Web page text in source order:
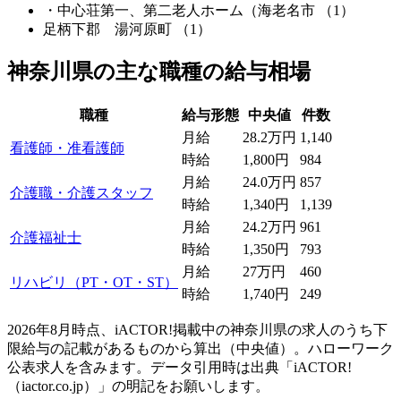
・中心荘第一、第二老人ホーム（海老名市
（1）
足柄下郡 湯河原町
（1）
神奈川県の主な職種の給与相場
職種 給与形態 中央値 件数
看護師・准看護師
月給 28.2万円 1,140
時給
1,800円 984
介護職・介護スタッフ
月給 24.0万円 857
時給
1,340円 1,139
介護福祉士
月給 24.2万円 961
時給
1,350円 793
リハビリ（PT・OT・ST）
月給 27万円
460
時給
1,740円 249
2026年8月時点、iACTOR!掲載中の神奈川県の求人のうち下
限給与の記載があるものから算出（中央値）。ハローワーク
公表求人を含みます。データ引用時は出典「iACTOR!
（iactor.co.jp）」の明記をお願いします。